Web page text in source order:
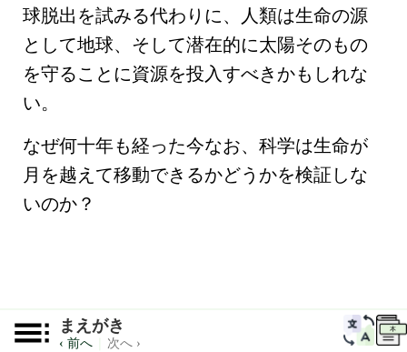
球脱出を試みる代わりに、人類は生命の源
として地球、そして潜在的に太陽そのもの
を守ることに資源を投入すべきかもしれな
い。
なぜ何十年も経った今なお、科学は生命が
月を越えて移動できるかどうかを検証しな
いのか？
まえがき
‹ 前へ 次へ ›
本